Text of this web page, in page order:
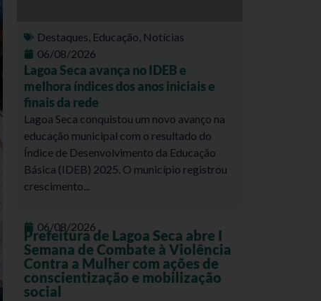
Destaques, Educação, Notícias
06/08/2026
Lagoa Seca avança no IDEB e
melhora índices dos anos iniciais e
finais da rede
Lagoa Seca conquistou um novo avanço na
educação municipal com o resultado do
Índice de Desenvolvimento da Educação
Básica (IDEB) 2025. O município registrou
crescimento...
06/08/2026
Prefeitura de Lagoa Seca abre I
Semana de Combate à Violência
Contra a Mulher com ações de
conscientização e mobilização
social